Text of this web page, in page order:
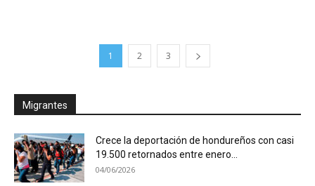
1 2 3
Migrantes
Crece la deportación de hondureños con casi
19.500 retornados entre enero...
04/06/2026